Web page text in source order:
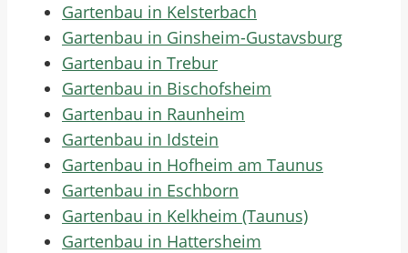
Gartenbau in Kelsterbach
Gartenbau in Ginsheim-Gustavsburg
Gartenbau in Trebur
Gartenbau in Bischofsheim
Gartenbau in Raunheim
Gartenbau in Idstein
Gartenbau in Hofheim am Taunus
Gartenbau in Eschborn
Gartenbau in Kelkheim (Taunus)
Gartenbau in Hattersheim